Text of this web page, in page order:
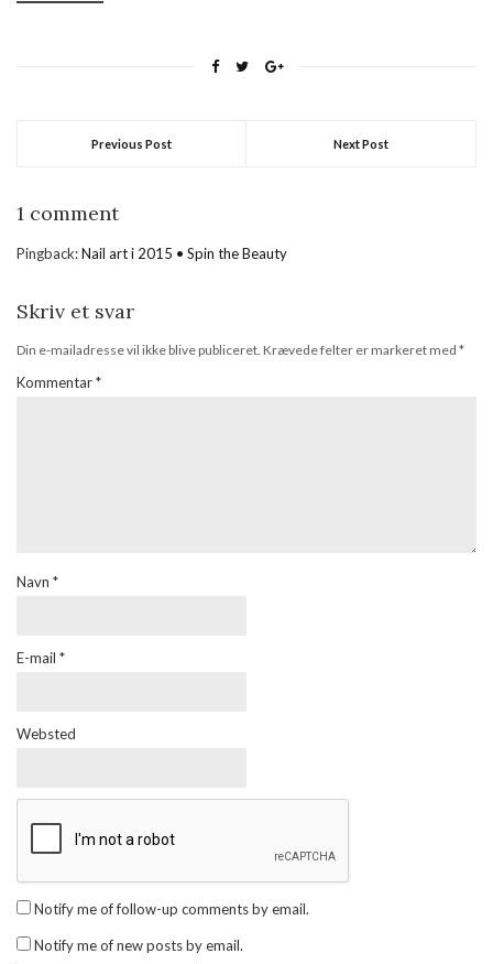
Previous Post Next Post
1 comment
Pingback:Nail art i 2015 • Spin the Beauty
Skriv et svar
Din e-mailadresse vil ikke blive publiceret. Krævede felter er markeret med *
Kommentar*
Navn *
E-mail *
Websted
Notify me of follow-up comments by email.
Notify me of new posts by email.